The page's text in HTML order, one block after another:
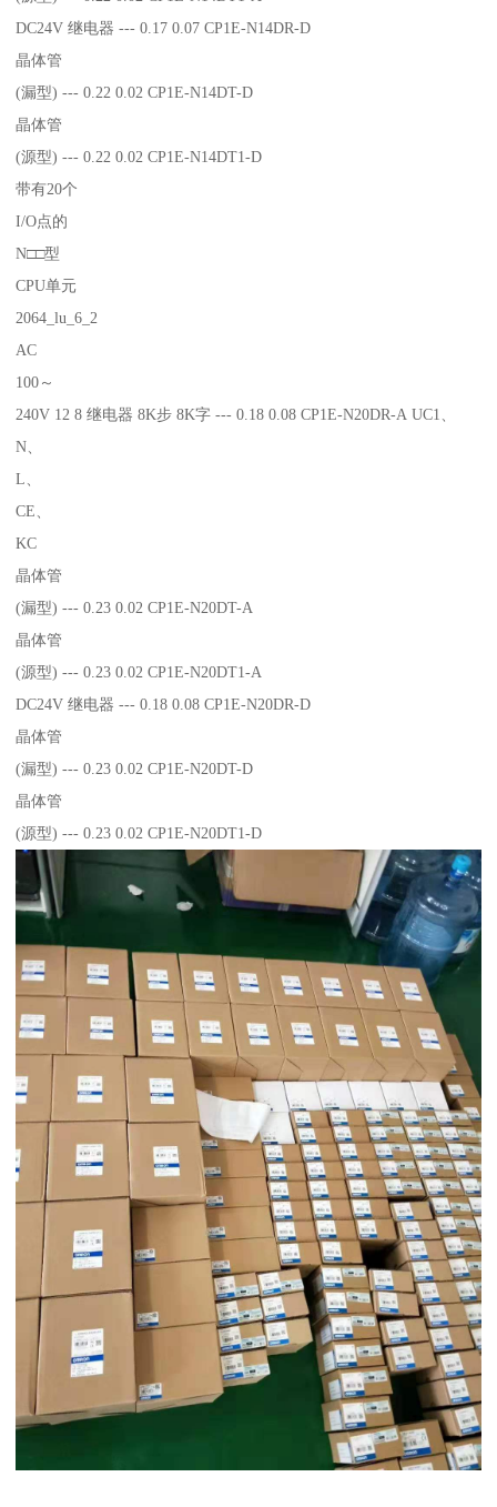
DC24V 继电器 --- 0.17 0.07 CP1E-N14DR-D
晶体管
(漏型) --- 0.22 0.02 CP1E-N14DT-D
晶体管
(源型) --- 0.22 0.02 CP1E-N14DT1-D
带有20个
I/O点的
N□□型
CPU单元
2064_lu_6_2
AC
100～
240V 12 8 继电器 8K步 8K字 --- 0.18 0.08 CP1E-N20DR-A UC1、
N、
L、
CE、
KC
晶体管
(漏型) --- 0.23 0.02 CP1E-N20DT-A
晶体管
(源型) --- 0.23 0.02 CP1E-N20DT1-A
DC24V 继电器 --- 0.18 0.08 CP1E-N20DR-D
晶体管
(漏型) --- 0.23 0.02 CP1E-N20DT-D
晶体管
(源型) --- 0.23 0.02 CP1E-N20DT1-D